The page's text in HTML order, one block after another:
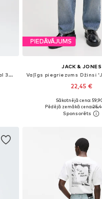
Vaļīgs piegriezums Džinsi 'RDDRoyal 327'
PIEDĀVĀJUMS
JACK & JONES
22,45 €
Pieejams daudzos
Pievienot
Sākotnējā cena:
Pēdējā zemākā cena: